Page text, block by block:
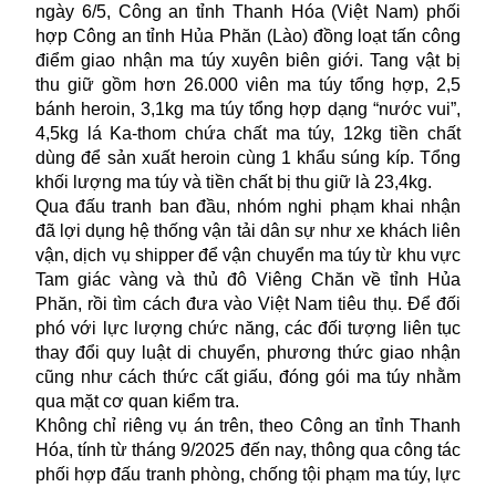
ngày 6/5, Công an tỉnh Thanh Hóa (Việt Nam) phối
hợp Công an tỉnh Hủa Phăn (Lào) đồng loạt tấn công
điểm giao nhận ma túyxuyên biên giới. Tang vật bị
thu giữ gồm hơn 26.000 viên ma túy tổng hợp, 2,5
bánh heroin, 3,1kg ma túy tổng hợp dạng “nước vui”,
4,5kg lá Ka-thom chứa chất ma túy, 12kg tiền chất
dùng để sản xuất heroin cùng 1 khẩu súng kíp. Tổng
khối lượng ma túy và tiền chất bị thu giữ là 23,4kg.
Qua đấu tranh ban đầu, nhóm nghi phạm khai nhận
đã lợi dụng hệ thống vận tải dân sự như xe khách liên
vận, dịch vụ shipper để vận chuyển ma túy từ khu vực
Tam giác vàng và thủ đô Viêng Chăn về tỉnh Hủa
Phăn, rồi tìm cách đưa vào Việt Nam tiêu thụ. Để đối
phó với lực lượng chức năng, các đối tượng liên tục
thay đổi quy luật di chuyển, phương thức giao nhận
cũng như cách thức cất giấu, đóng gói ma túy nhằm
qua mặt cơ quan kiểm tra.
Không chỉ riêng vụ án trên, theo Công an tỉnh Thanh
Hóa, tính từ tháng 9/2025 đến nay, thông qua công tác
phối hợp đấu tranh phòng, chống tội phạm ma túy, lực